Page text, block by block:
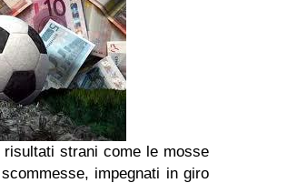
strani come le mosse
impegnati in giro